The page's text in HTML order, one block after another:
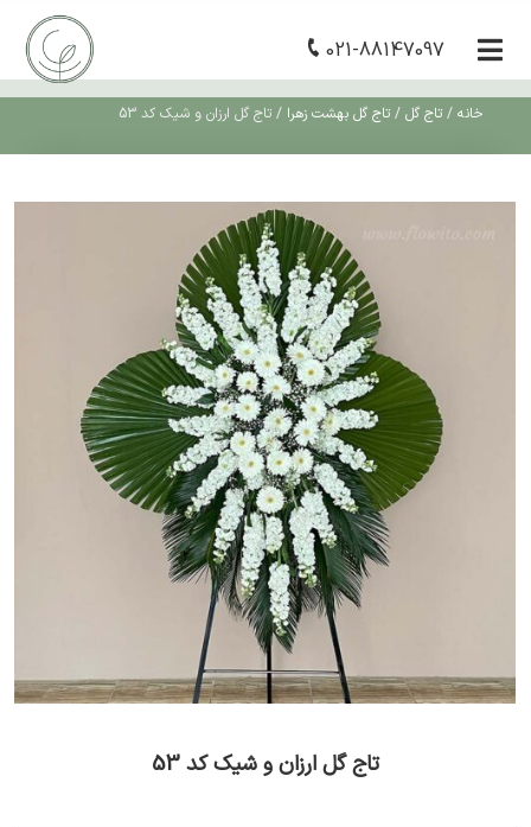
021-88147097
خانه / تاج گل / تاج گل بهشت زهرا / تاج گل ارزان و شیک کد 53
تاج گل ارزان و شیک کد 53